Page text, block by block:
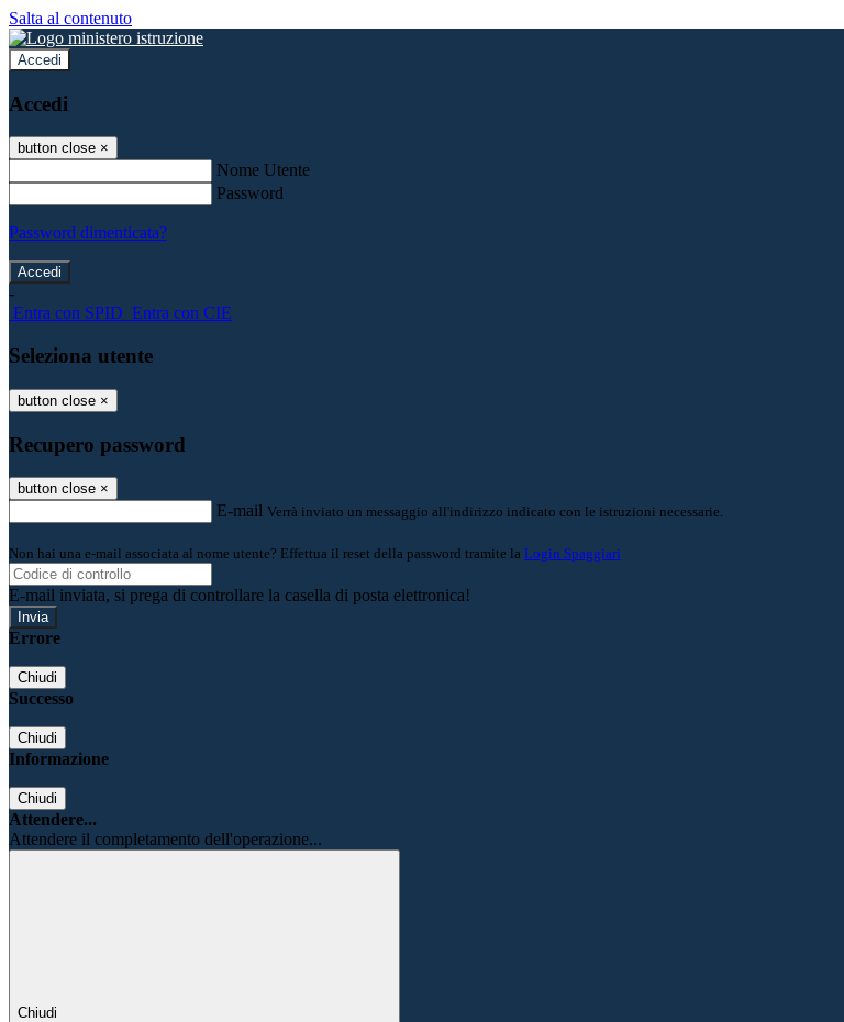
Salta al contenuto
Accedi
Accedi
button close ×
Nome Utente
Password
Password dimenticata?
-
Entra con SPID Entra con CIE
Seleziona utente
button close ×
Recupero password
button close ×
E-mail Verrà inviato un messaggio all'indirizzo indicato con le istruzioni necessarie.
Non hai una e-mail associata al nome utente? Effettua il reset della password tramite la Login Spaggiari
E-mail inviata, si prega di controllare la casella di posta elettronica!
Errore
Chiudi
Successo
Chiudi
Informazione
Chiudi
Attendere...
Attendere il completamento dell'operazione...
Chiudi